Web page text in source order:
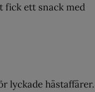
fick ett snack med
lyckade hästaffärer.